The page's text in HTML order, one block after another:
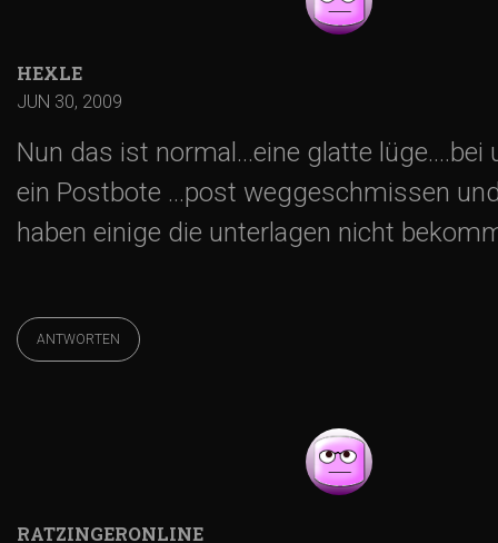
HEXLE
JUN 30, 2009
Nun das ist normal…eine glatte lüge….bei
ein Postbote …post weggeschmissen
haben einige die unterlagen nicht
ANTWORTEN
RATZINGERONLINE